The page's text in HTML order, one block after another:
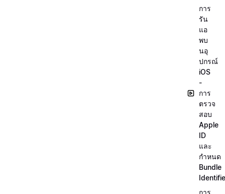
การ
รัน
แอ
พบ
นอุ
ปกรณ์
iOS
-
การ
ตรวจ
สอบ
Apple
ID
และ
กำหนด
Bundle
การ